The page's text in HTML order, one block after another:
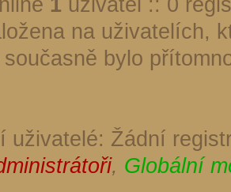
na uživatelích,
bylo
uživatelé: Žádní
, Globální